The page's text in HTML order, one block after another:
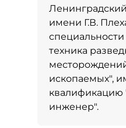
имени Г.В.
техника
ископаемых",
квалификацию
инженер".